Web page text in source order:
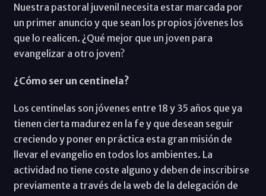
Nuestra pastoral juvenil necesita estar marcada por
un primer anuncio y que sean los propios jóvenes los
que lo realicen. ¿Qué mejor que un joven para
evangelizar a otro joven?
¿Cómo ser un centinela?
Los centinelas son jóvenes entre 18 y 35 años que ya
tienen cierta madurez en la fe y que desean seguir
creciendo y poner en práctica esta gran misión de
llevar el evangelio en todos los ambientes. La
actividad no tiene coste alguno y deben de inscribirse
previamente a través de la web de la delegación de